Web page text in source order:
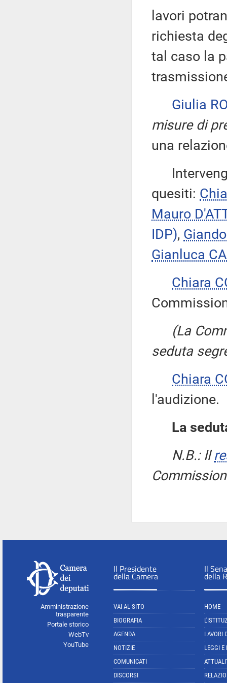
lavori
richiesta
tal caso la
Giulia
misure di
una
quesiti:
Mauro
IDP),
Gianluca
Chiara
(La
seduta
Chiara
l'audizione.
La
N.B.: Il
Amministrazione
trasparente
Portale storico
WebTv
YouTube
Il Presidente
della Camera
VAI AL SITO
BIOGRAFIA
AGENDA
NOTIZIE
COMUNICATI
DISCORSI
Il
della
HOME
LAVORI
LEGGI E